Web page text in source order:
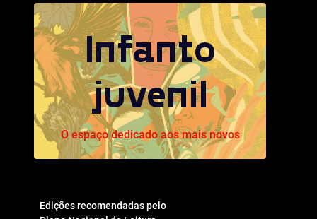
Infanto
juvenil
O espaço dedicado aos mais novos
Edições recomendadas pelo